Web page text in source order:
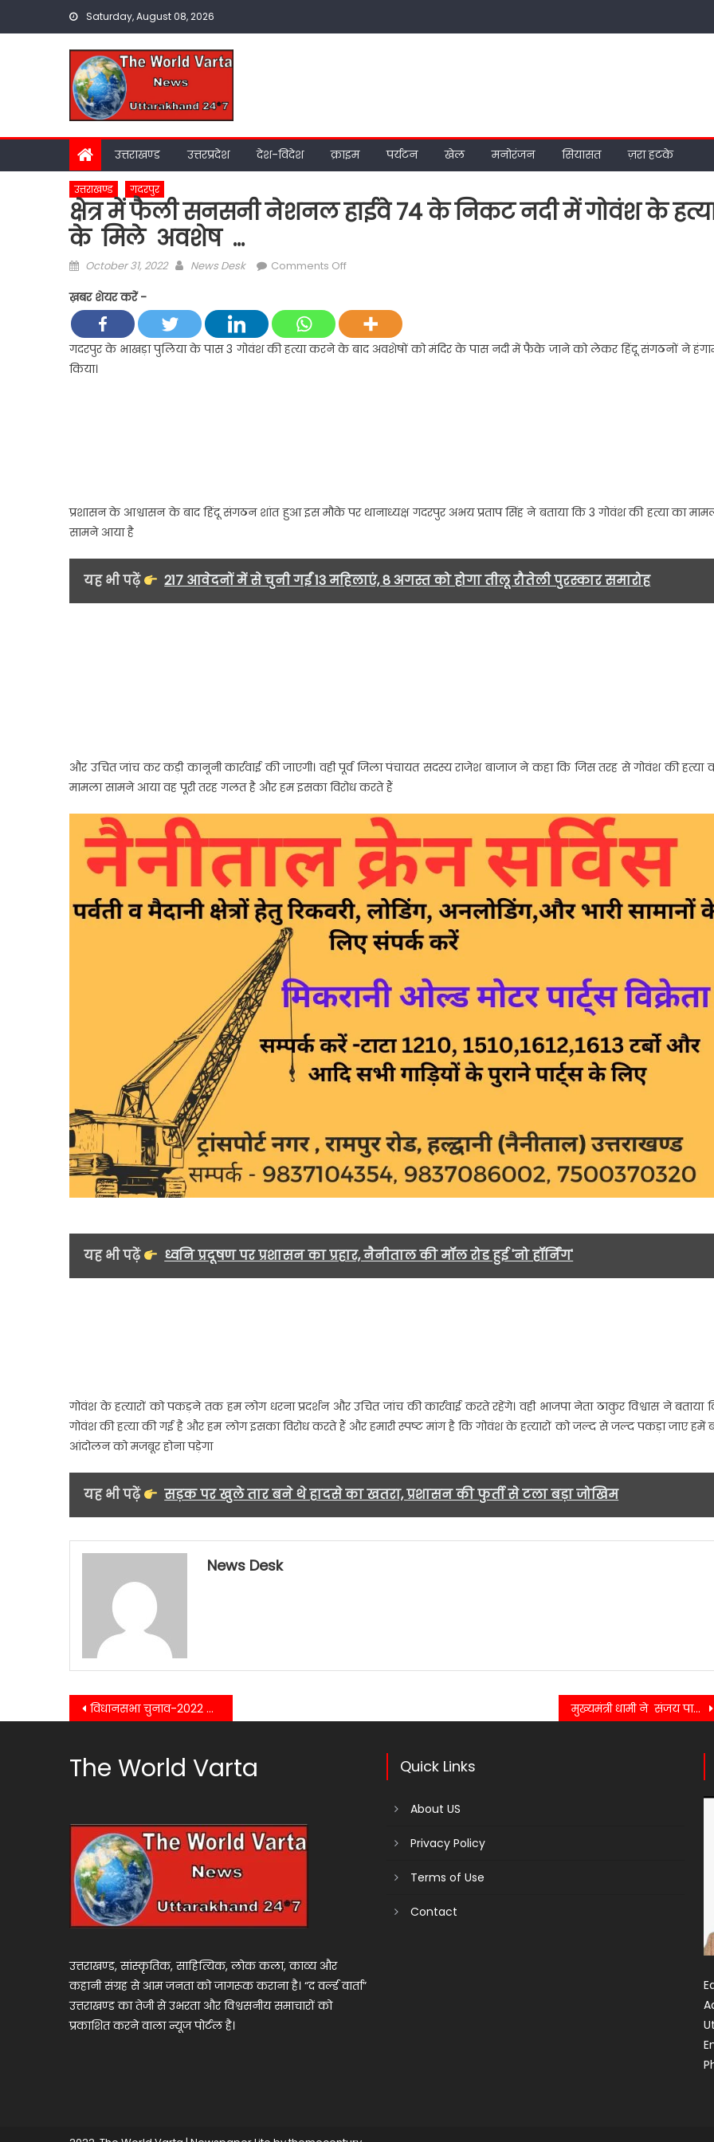
Saturday, August 08, 2026
उत्तराखण्ड उत्तरप्रदेश देश-विदेश क्राइम पर्यटन खेल मनोरंजन सियासत ज़रा हटके
उत्तराखण्ड गदरपुर
क्षेत्र में फैली सनसनी नेशनल हाईवे 74 के निकट नदी में गोवंश के
के मिले अवशेष …
Posted
October 31, 2022 Author
News Desk Comments Offon
फैली
सनसनी
नेशनल
हत्या
मिले
अवशेष
ख़बर शेयर करें -
गदरपुर के भाखड़ा पुलिया के पास 3 गोवंश की हत्या करने के बाद अवशेषों को मंदिर के पास नदी में फैके जाने को लेकर हिंदू संगठनों ने
किया।
प्रशासन के आश्वासन के बाद हिंदू संगठन शांत हुआ इस मौके पर थानाध्यक्ष गदरपुर अभय प्रताप सिंह ने बताया कि 3 गोवंश की हत्या का
सामने आया है
यह भी पढ़ें 217 आवेदनों में से चुनी गईं 13 महिलाएं, 8 अगस्त को होगा तीलू रौतेली पुरस्कार समारोह
और उचित जांच कर कड़ी कानूनी कार्रवाई की जाएगी। वही पूर्व जिला पंचायत सदस्य राजेश बाजाज ने कहा कि जिस तरह से गोवंश की हत्या
मामला सामने आया वह पूरी तरह गलत है और हम इसका विरोध करते हैं
यह भी पढ़ें ध्वनि प्रदूषण पर प्रशासन का प्रहार, नैनीताल की मॉल रोड हुई 'नो हॉर्निंग'
गोवंश के हत्यारों को पकड़ने तक हम लोग धरना प्रदर्शन और उचित जांच की कार्रवाई करते रहेंगे। वही भाजपा नेता ठाकुर विश्वास ने बताया
गोवंश की हत्या की गई है और हम लोग इसका विरोध करते हैं और हमारी स्पष्ट मांग है कि गोवंश के हत्यारों को जल्द से जल्द पकड़ा जाए हमें
आंदोलन को मजबूर होना पड़ेगा
यह भी पढ़ें सड़क पर खुले तार बने थे हादसे का खतरा, प्रशासन की फुर्ती से टला बड़ा जोखिम
News Desk
Post
विधानसभा चुनाव-2022 के स्टार प्रचारक मुख्यमंत्री धामी ने हिमांचल प्रदेश में जनसभाओं को किया संबोधित.. मुख्यमंत्री धामी ने संजय पार्क, 22 पुल खिलाड़िया में आयोजित छठ पूजा कार्यक्रम में किया प्रतिभाग…
The World Varta
उत्तराखण्ड, सांस्कृतिक, साहित्यिक, लोक कला, काव्य और
कहानी संग्रह से आम जनता को जागरूक कराना है। “द वर्ल्ड वार्ता”
उत्तराखण्ड का तेजी से उभरता और विश्वसनीय समाचारों को
प्रकाशित करने वाला न्यूज पोर्टल है।
Quick Links
About US
Privacy Policy
Terms of Use
Contact